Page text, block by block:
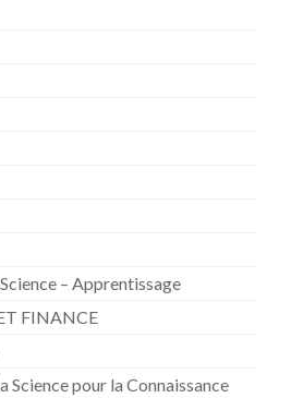
– Apprentissage
FINANCE
Science pour la Connaissance